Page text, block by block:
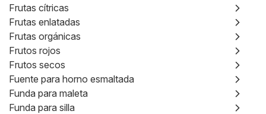
Frutas cítricas
Frutas enlatadas
Frutas orgánicas
Frutos rojos
Frutos secos
Fuente para horno esmaltada
Funda para maleta
Funda para silla